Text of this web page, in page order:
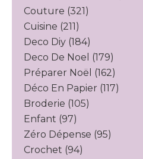
Couture (321)
Cuisine (211)
Deco Diy (184)
Deco De Noel (179)
Préparer Noël (162)
Déco En Papier (117)
Broderie (105)
Enfant (97)
Zéro Dépense (95)
Crochet (94)